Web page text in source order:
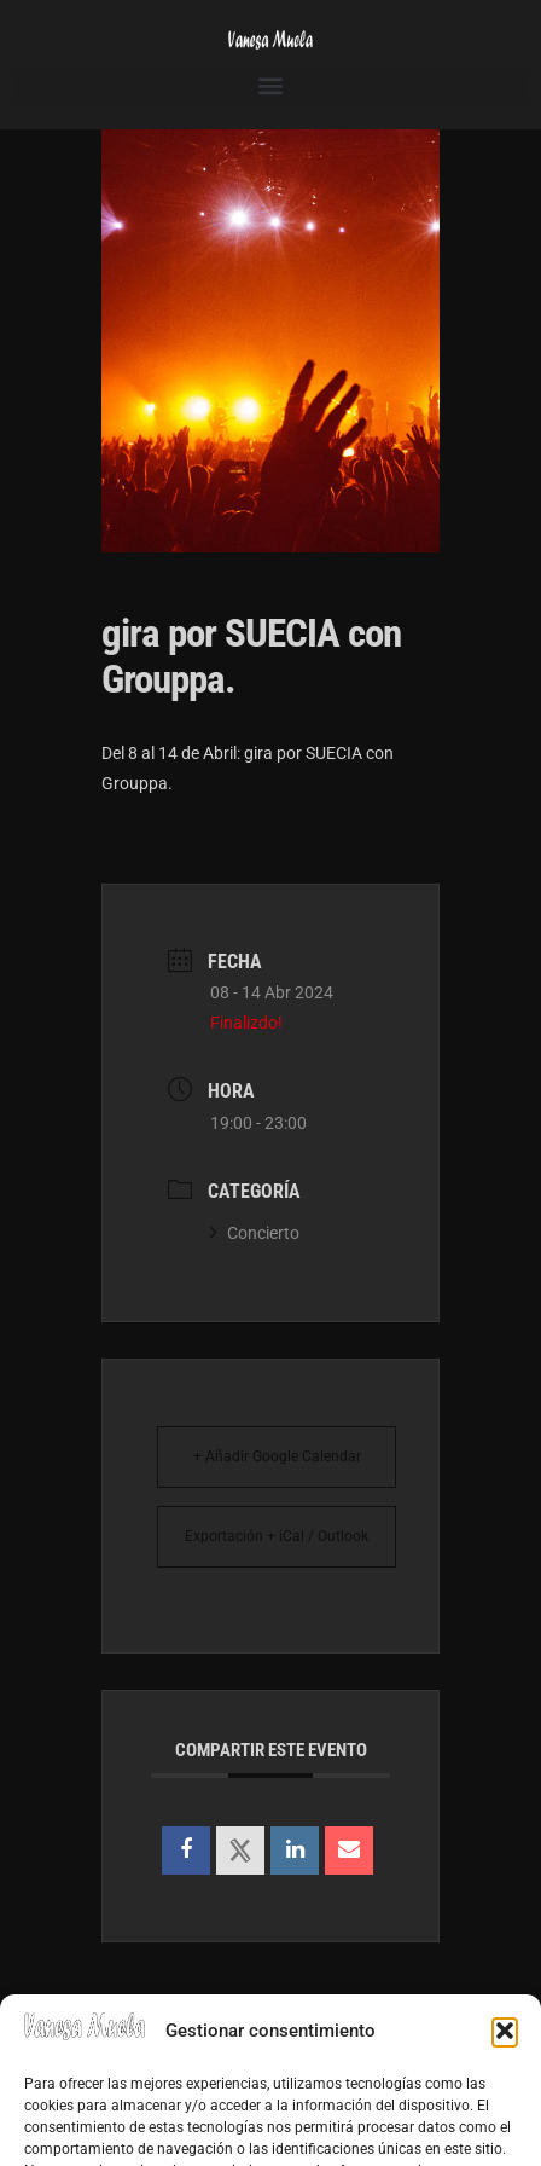
Gestionar consentimiento
Para ofrecer las mejores experiencias, utilizamos tecnologías como las
cookies para almacenar y/o acceder a la información del dispositivo. El
consentimiento de estas tecnologías nos permitirá procesar datos como el
comportamiento de navegación o las identificaciones únicas en este sitio.
gira por SUECIA con
Grouppa.
Del 8 al 14 de Abril: gira por SUECIA con
Grouppa.
FECHA
08 - 14 Abr 2024
Finalizdo!
HORA
19:00 - 23:00
CATEGORÍA
Concierto
+ Añadir Google Calendar
Exportación + iCal / Outlook
COMPARTIR ESTE EVENTO
info@vanesamuela.es